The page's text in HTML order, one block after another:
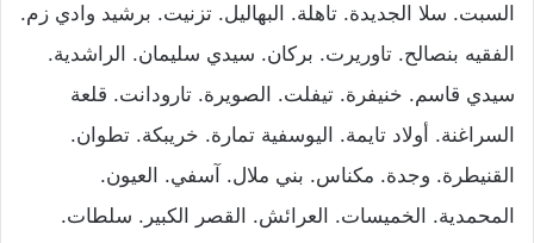
السبت. سلا الجديدة. تاهلة. البهاليل. تزنيت. برشيد وادي زم.
الفقيه بنصالح. تاوريرت. بركان. سيدي سليمان. الراشدية.
سيدي قاسم. خنيفرة. تيفلت. الصويرة. تارودانت. قلعة
السراغنة. أولاد تايمة. اليوسفية تمارة. خريبكة. تطوان.
القنيطرة. وجدة. مكناس. بني ملال. آسفي. العيون.
المحمدية. الخميسات. العرائش. القصر الكبير. سلطات.